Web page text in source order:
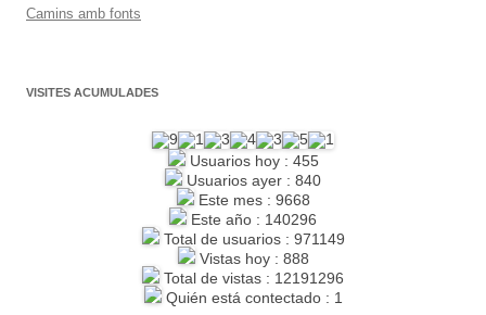
Camins amb fonts
VISITES ACUMULADES
Usuarios hoy : 455
Usuarios ayer : 840
Este mes : 9668
Este año : 140296
Total de usuarios : 971149
Vistas hoy : 888
Total de vistas : 12191296
Quién está contectado : 1